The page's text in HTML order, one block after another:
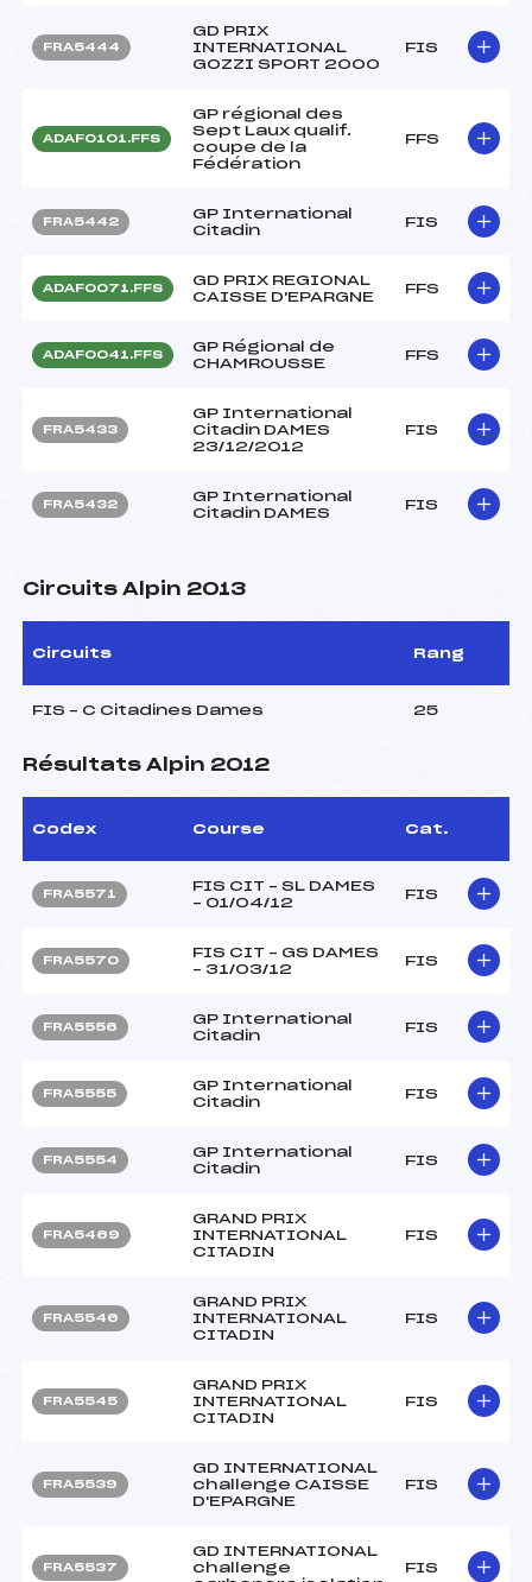
FRA5444
GD PRIX
INTERNATIONAL
GOZZI SPORT 2000
FIS
ADAF0101.FFS
GP régional des
Sept Laux qualif.
coupe de la
Fédération
FFS
FRA5442
GP International
Citadin
FIS
ADAF0071.FFS
GD PRIX REGIONAL
CAISSE D'EPARGNE
FFS
ADAF0041.FFS
GP Régional de
CHAMROUSSE
FFS
FRA5433
GP International
Citadin DAMES
23/12/2012
FIS
FRA5432
GP International
Citadin DAMES
FIS
Circuits Alpin 2013
Circuits Rang
FIS – C Citadines Dames 25
Résultats Alpin 2012
Codex Course Cat.
FRA5571
FIS CIT – SL DAMES
– 01/04/12
FIS
FRA5570
FIS CIT – GS DAMES
– 31/03/12
FIS
FRA5556
GP International
Citadin
FIS
FRA5555
GP International
Citadin
FIS
FRA5554
GP International
Citadin
FIS
FRA5469
GRAND PRIX
INTERNATIONAL
CITADIN
FIS
FRA5546
GRAND PRIX
INTERNATIONAL
CITADIN
FIS
FRA5545
GRAND PRIX
INTERNATIONAL
CITADIN
FIS
FRA5539
GD INTERNATIONAL
challenge CAISSE
D'EPARGNE
FIS
FRA5537
GD INTERNATIONAL
challenge
FIS